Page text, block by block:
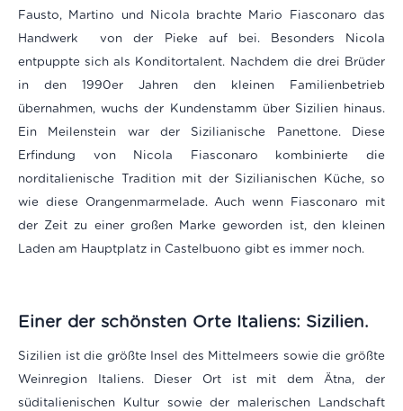
Fausto, Martino und Nicola brachte Mario Fiasconaro das
Handwerk von der Pieke auf bei. Besonders Nicola
entpuppte sich als Konditortalent. Nachdem die drei Brüder
in den 1990er Jahren den kleinen Familienbetrieb
übernahmen, wuchs der Kundenstamm über Sizilien hinaus.
Ein Meilenstein war der Sizilianische Panettone. Diese
Erfindung von Nicola Fiasconaro kombinierte die
norditalienische Tradition mit der Sizilianischen Küche, so
wie diese Orangenmarmelade. Auch wenn Fiasconaro mit
der Zeit zu einer großen Marke geworden ist, den kleinen
Laden am Hauptplatz in Castelbuono gibt es immer noch.
Einer der schönsten Orte Italiens: Sizilien.
Sizilien ist die größte Insel des Mittelmeers sowie die größte
Weinregion Italiens. Dieser Ort ist mit dem Ätna, der
süditalienischen Kultur sowie der malerischen Landschaft